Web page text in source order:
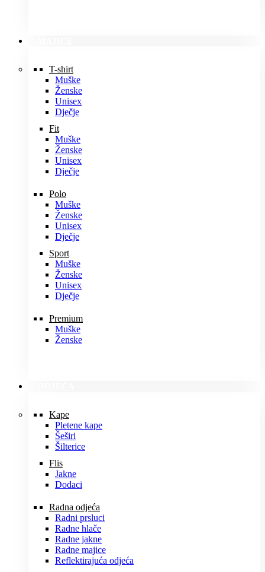
T-shirt
Muške
Ženske
Unisex
Dječje
Fit
Muške
Ženske
Unisex
Dječje
Polo
Muške
Ženske
Unisex
Dječje
Sport
Muške
Ženske
Unisex
Dječje
Premium
Muške
Ženske
Kape
Pletene kape
Šeširi
Šilterice
Flis
Jakne
Dodaci
Radna odjeća
Radni prsluci
Radne hlače
Radne jakne
Radne majice
Reflektirajuća odjeća